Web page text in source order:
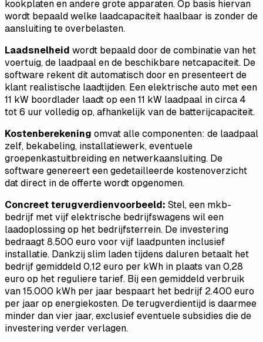
kookplaten en andere grote apparaten. Op basis hiervan
wordt bepaald welke laadcapaciteit haalbaar is zonder de
aansluiting te overbelasten.
Laadsnelheid wordt bepaald door de combinatie van het
voertuig, de laadpaal en de beschikbare netcapaciteit. De
software rekent dit automatisch door en presenteert de
klant realistische laadtijden. Een elektrische auto met een
11 kW boordlader laadt op een 11 kW laadpaal in circa 4
tot 6 uur volledig op, afhankelijk van de batterijcapaciteit.
Kostenberekening omvat alle componenten: de laadpaal
zelf, bekabeling, installatiewerk, eventuele
groepenkastuitbreiding en netwerkaansluiting. De
software genereert een gedetailleerde kostenoverzicht
dat direct in de offerte wordt opgenomen.
Concreet terugverdienvoorbeeld: Stel, een mkb-
bedrijf met vijf elektrische bedrijfswagens wil een
laadoplossing op het bedrijfsterrein. De investering
bedraagt 8.500 euro voor vijf laadpunten inclusief
installatie. Dankzij slim laden tijdens daluren betaalt het
bedrijf gemiddeld 0,12 euro per kWh in plaats van 0,28
euro op het reguliere tarief. Bij een gemiddeld verbruik
van 15.000 kWh per jaar bespaart het bedrijf 2.400 euro
per jaar op energiekosten. De terugverdientijd is daarmee
minder dan vier jaar, exclusief eventuele subsidies die de
investering verder verlagen.